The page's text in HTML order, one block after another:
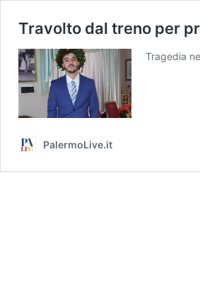
Travolto dal treno per
Tragedia
PalermoLive.it